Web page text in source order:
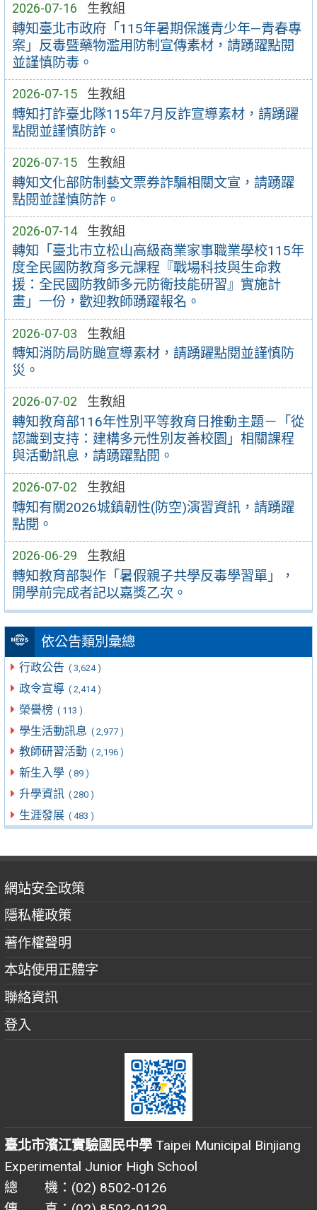
2026-07-16 生教組
轉知臺北市政府「115年暑期保護青少年—青春專
案」反毒暨藥物濫用防制宣傳素材，請踴躍點閱
並謹慎防毒。
2026-07-15 生教組
轉知打詐臺北隊115年7月反詐宣導素材，請踴躍
點閱並謹慎防詐。
2026-07-15 生教組
轉知文化部防制藝文票券詐騙相關文宣，請踴躍
點閱並謹慎防詐。
2026-07-14 生教組
轉知「臺北市立松山高級商業家事職業學校115年
度全民國防教育多元課程『戰場科技與生命救
援：全民國防教師多元防衛技能研習』實施計
畫」一份，歡迎教師踴躍報名。
2026-07-03 生教組
轉知消防局防颱宣導素材，請踴躍點閱並謹慎防
災。
2026-07-02 生教組
轉知教育部116年性別平等教育日推動主題－「從
認識到支持：建構多元性別友善校園」相關課程
與活動訊息，請踴躍點閱。
2026-07-02 生教組
轉知有關2026城鎮韌性(防空)演習資訊，請踴躍
點閱。
2026-06-29 生教組
轉知教育部製作「暑假親子共學反毒學習單」，
開學前完成者記以嘉獎乙次。
依公告類別彙總
行政公告 ( 3,624 )
政令宣導 ( 2,414 )
榮譽榜 ( 113 )
學生活動訊息 ( 2,977 )
教師研習活動 ( 2,196 )
新生入學 ( 89 )
升學資訊 ( 280 )
生涯發展 ( 483 )
網站安全政策
隱私權政策
著作權聲明
本站使用正體字
聯絡資訊
登入
臺北市濱江實驗國民中學 Taipei Municipal Binjiang
Experimental Junior High School
總 機：(02) 8502-0126